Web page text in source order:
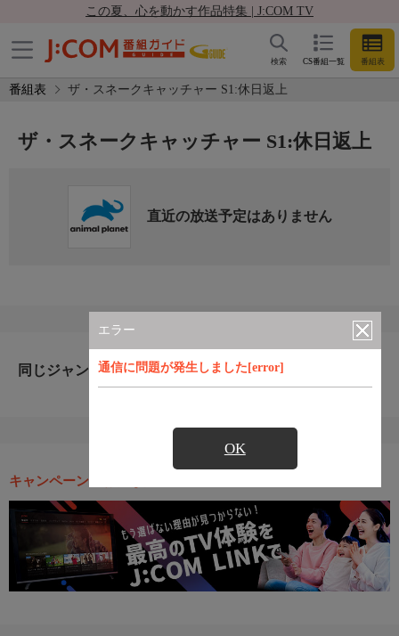
この夏、心を動かす作品特集 | J:COM TV
CS番組一覧 番組表
検索
番組表 ザ・スネークキャッチャー S1:休日返上
エラー
通信に問題が発生しました[error]
OK
ザ・スネークキャッチャー S1:休日返上
直近の放送予定はありません
同じジャンルのおすすめ番組
キャンペーン・お得な情報